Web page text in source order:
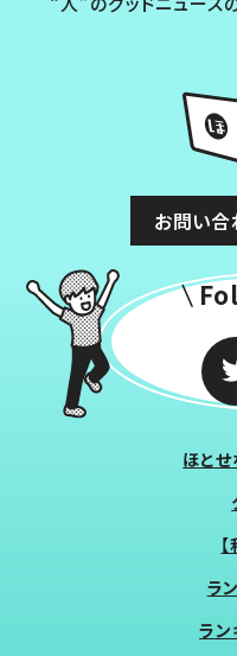
お問い
ほと
ラ
ラン